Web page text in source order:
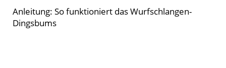
Anleitung: So funktioniert das Wurfschlangen-
Dingsbums